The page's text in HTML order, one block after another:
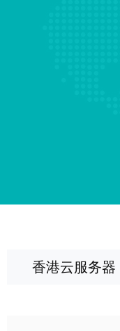
香港云服务器